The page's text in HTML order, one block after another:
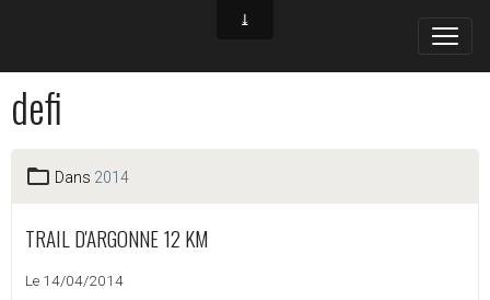
defi
Dans 2014
TRAIL D'ARGONNE 12 KM
Le 14/04/2014